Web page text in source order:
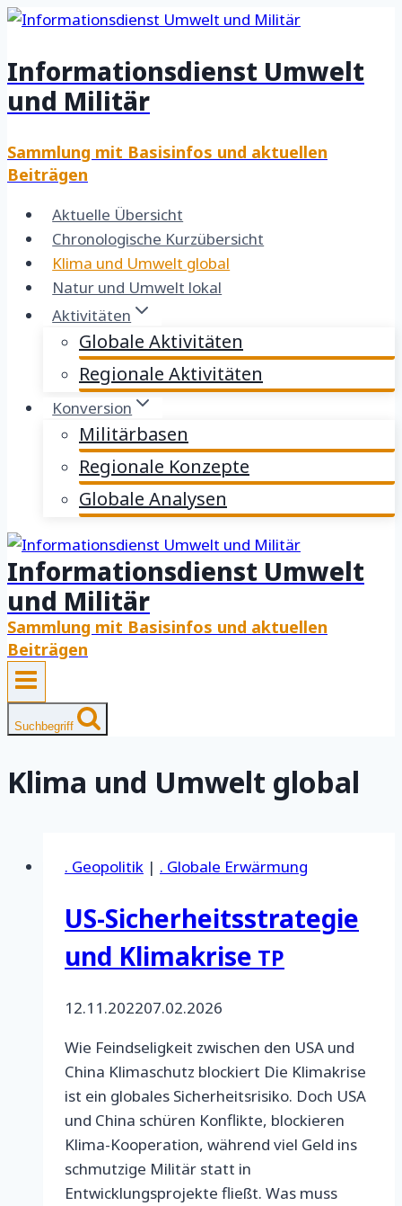
Zum
springen
Informationsdienst Umwelt
und Militär
Sammlung mit Basisinfos und aktuellen
Beiträgen
Aktuelle Übersicht
Chronologische Kurzübersicht
Klima und Umwelt global
Natur und Umwelt lokal
Aktivitäten
Globale Aktivitäten
Regionale Aktivitäten
Konversion
Militärbasen
Regionale Konzepte
Globale Analysen
Informationsdienst Umwelt
und Militär
Sammlung mit Basisinfos und aktuellen
Beiträgen
Suchbegriff
Klima und Umwelt global
. Geopolitik | . Globale Erwärmung
US-Sicherheitsstrategie
und Klimakrise TP
12.11.202207.02.2026
Wie Feindseligkeit zwischen den USA und
China Klimaschutz blockiert Die Klimakrise
ist ein globales Sicherheitsrisiko. Doch USA
und China schüren Konflikte, blockieren
Klima-Kooperation, während viel Geld ins
schmutzige Militär statt in
Entwicklungsprojekte fließt. Was muss